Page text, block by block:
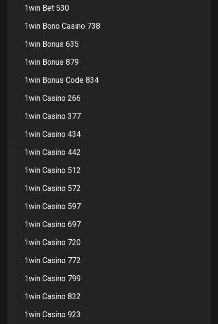
1win Bet 530
1win Bono Casino 738
1win Bonus 635
1win Bonus 879
1win Bonus Code 834
1win Casino 266
1win Casino 377
1win Casino 434
1win Casino 442
1win Casino 512
1win Casino 572
1win Casino 597
1win Casino 697
1win Casino 720
1win Casino 772
1win Casino 799
1win Casino 832
1win Casino 923